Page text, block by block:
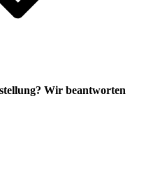
Wir beantworten